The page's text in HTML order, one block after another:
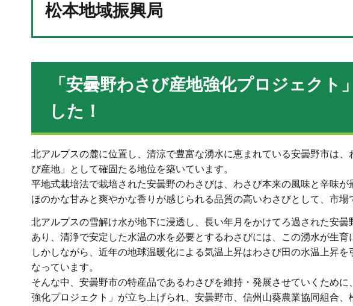
松本地域振興局
「安曇野わさび産地強化プロジェクト
した！
北アルプスの麓に位置し、清涼で豊富な湧水に恵まれている安曇野市は
び産地」として確固たる地位を築いています。
平地式栽培法で栽培された安曇野のわさびは、わさび本来の風味と辛味
ほのかな甘みと爽やかな香りが感じられる品質の高いわさびとして、市場
北アルプスの雪解け水が地下に浸透し、長い年月をかけてろ過された安
あり、清浄で安定した水温の水を必要とするわさびには、この湧水が生育
しかしながら、近年の地球温暖化による気温上昇はわさび田の水温上昇
なっています。
そんな中、安曇野市の特産品であるわさびを維持・発展させていくため
強化プロジェクト」が立ち上げられ、安曇野市、信州山葵農業協同組合